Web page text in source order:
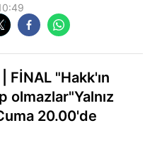
FİNAL "Hakk'ın
olmazlar"Yalnız
20.00'de